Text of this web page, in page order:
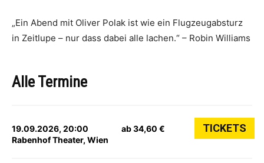
„Ein Abend mit Oliver Polak ist wie ein Flugzeugabsturz
in Zeitlupe – nur dass dabei alle lachen.“ – Robin Williams
Alle Termine
19.09.2026, 20:00
Rabenhof Theater, Wien
ab 34,60 € TICKETS